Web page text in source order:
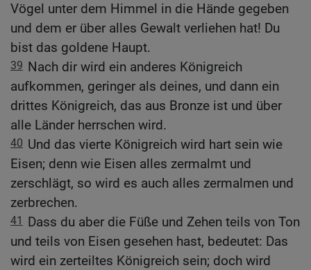
Vögel unter dem Himmel in die Hände gegeben
und dem er über alles Gewalt verliehen hat! Du
bist das goldene Haupt.
39 Nach dir wird ein anderes Königreich
aufkommen, geringer als deines, und dann ein
drittes Königreich, das aus Bronze ist und über
alle Länder herrschen wird.
40 Und das vierte Königreich wird hart sein wie
Eisen; denn wie Eisen alles zermalmt und
zerschlägt, so wird es auch alles zermalmen und
zerbrechen.
41
Dass du aber die Füße und Zehen teils von Ton
und teils von Eisen gesehen hast, bedeutet: Das
wird ein zerteiltes Königreich sein; doch wird